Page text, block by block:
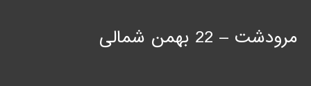
مرودشت – 22 بهمن شمالی